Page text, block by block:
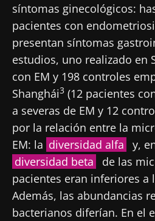
síntomas ginecológicos:
pacientes con
presentan síntomas
estudios, uno realizado en
con EM y 198 controles
Shanghái3 (12 pacientes
a severas de EM y 12
por la relación entre la
EM: la diversidad alfa
y,
diversidad beta
de las
pacientes eran inferiores a
Además, las abundancias
bacterianos diferían. En el